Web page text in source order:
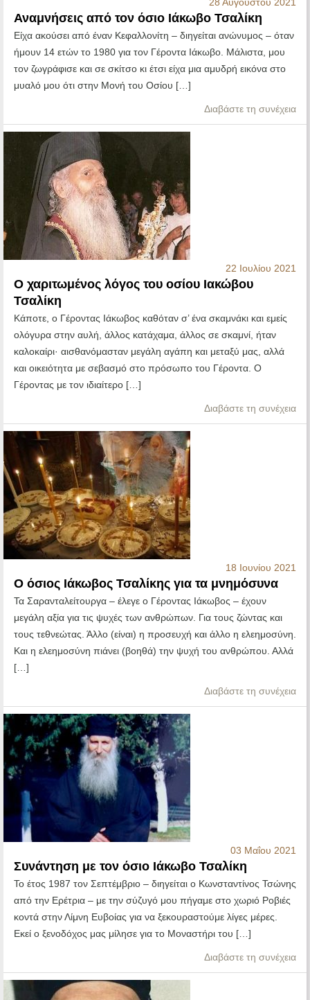
Αναμνήσεις από τον όσιο Ιάκωβο Τσαλίκη
Είχα ακούσει από έναν Κεφαλλονίτη – διηγείται ανώνυμος – όταν
ήμουν 14 ετών το 1980 για τον Γέροντα Ιάκωβο. Μάλιστα, μου
τον ζωγράφισε και σε σκίτσο κι έτσι είχα μια αμυδρή εικόνα στο
μυαλό μου ότι στην Μονή του Οσίου […]
Διαβάστε τη συνέχεια
22 Ιουλίου 2021
Ο χαριτωμένος λόγος του οσίου Ιακώβου
Τσαλίκη
Κάποτε, ο Γέροντας Ιάκωβος καθόταν σ’ ένα σκαμνάκι και εμείς
ολόγυρα στην αυλή, άλλος κατάχαμα, άλλος σε σκαμνί, ήταν
καλοκαίρι· αισθανόμασταν μεγάλη αγάπη και μεταξύ μας, αλλά
και οικειότητα με σεβασμό στο πρόσωπο του Γέροντα. Ο
Γέροντας με τον ιδιαίτερο […]
Διαβάστε τη συνέχεια
18 Ιουνίου 2021
Ο όσιος Ιάκωβος Τσαλίκης για τα μνημόσυνα
Τα Σαρανταλείτουργα – έλεγε ο Γέροντας Ιάκωβος – έχουν
μεγάλη αξία για τις ψυχές των ανθρώπων. Για τους ζώντας και
τους τεθνεώτας. Άλλο (είναι) η προσευχή και άλλο η ελεημοσύνη.
Και η ελεημοσύνη πιάνει (βοηθά) την ψυχή του ανθρώπου. Αλλά
[…]
Διαβάστε τη συνέχεια
03 Μαΐου 2021
Συνάντηση με τον όσιο Ιάκωβο Τσαλίκη
Το έτος 1987 τον Σεπτέμβριο – διηγείται ο Κωνσταντίνος Τσώνης
από την Ερέτρια – με την σύζυγό μου πήγαμε στο χωριό Ροβιές
κοντά στην Λίμνη Ευβοίας για να ξεκουραστούμε λίγες μέρες.
Εκεί ο ξενοδόχος μας μίλησε για το Μοναστήρι του […]
Διαβάστε τη συνέχεια